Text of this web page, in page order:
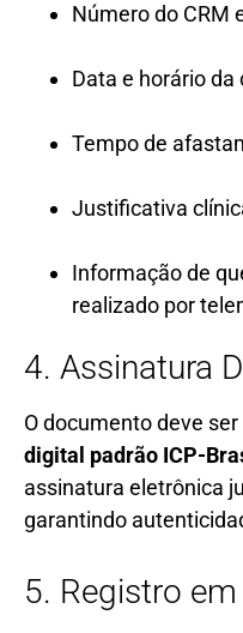
Número do CRM
Data e horário da
Tempo de
Justificativa
Informação de
realizado por
4. Assinatura
O documento deve
digital padrão ICP-
assinatura eletrônica
garantindo
5. Registro